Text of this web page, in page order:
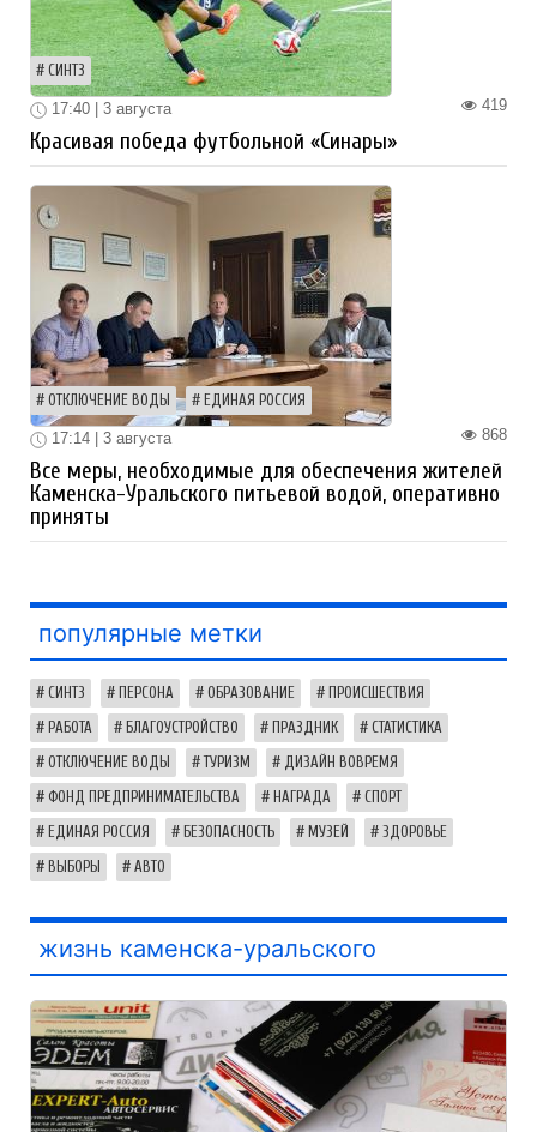
СИНТЗ
419
17:40 | 3 августа
Красивая победа футбольной «Синары»
ОТКЛЮЧЕНИЕ ВОДЫ ЕДИНАЯ РОССИЯ
868
17:14 | 3 августа
Все меры, необходимые для обеспечения жителей
Каменска-Уральского питьевой водой, оперативно
приняты
популярные метки
СИНТЗ ПЕРСОНА ОБРАЗОВАНИЕ ПРОИСШЕСТВИЯ
РАБОТА БЛАГОУСТРОЙСТВО ПРАЗДНИК СТАТИСТИКА
ОТКЛЮЧЕНИЕ ВОДЫ ТУРИЗМ ДИЗАЙН ВОВРЕМЯ
ФОНД ПРЕДПРИНИМАТЕЛЬСТВА НАГРАДА СПОРТ
ЕДИНАЯ РОССИЯ БЕЗОПАСНОСТЬ МУЗЕЙ ЗДОРОВЬЕ
ВЫБОРЫ АВТО
жизнь каменска-уральского